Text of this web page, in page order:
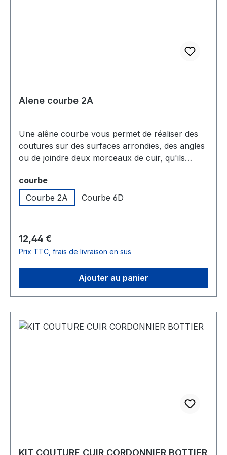
Alene courbe 2A
Une alêne courbe vous permet de réaliser des
coutures sur des surfaces arrondies, des angles
ou de joindre deux morceaux de cuir, qu'ils
incurvée, vous avez la possibilité d'appuyer
votre index sur le dos de la lame, ce qui vous
rapproche au maximum de la pointe diamant
2Alongueur 9,5 cm et une profondeur de la
courbure de 1 cmTaille 6Dlongueur 7 cm et une
profondeur de la courbure de 0,7 cm
Sélectionnez
courbe
Courbe 2A
Courbe 6D
Prix régulier :
12,44 €
Prix TTC, frais de livraison en sus
Ajouter au panier
KIT COUTURE CUIR CORDONNIER BOTTIER